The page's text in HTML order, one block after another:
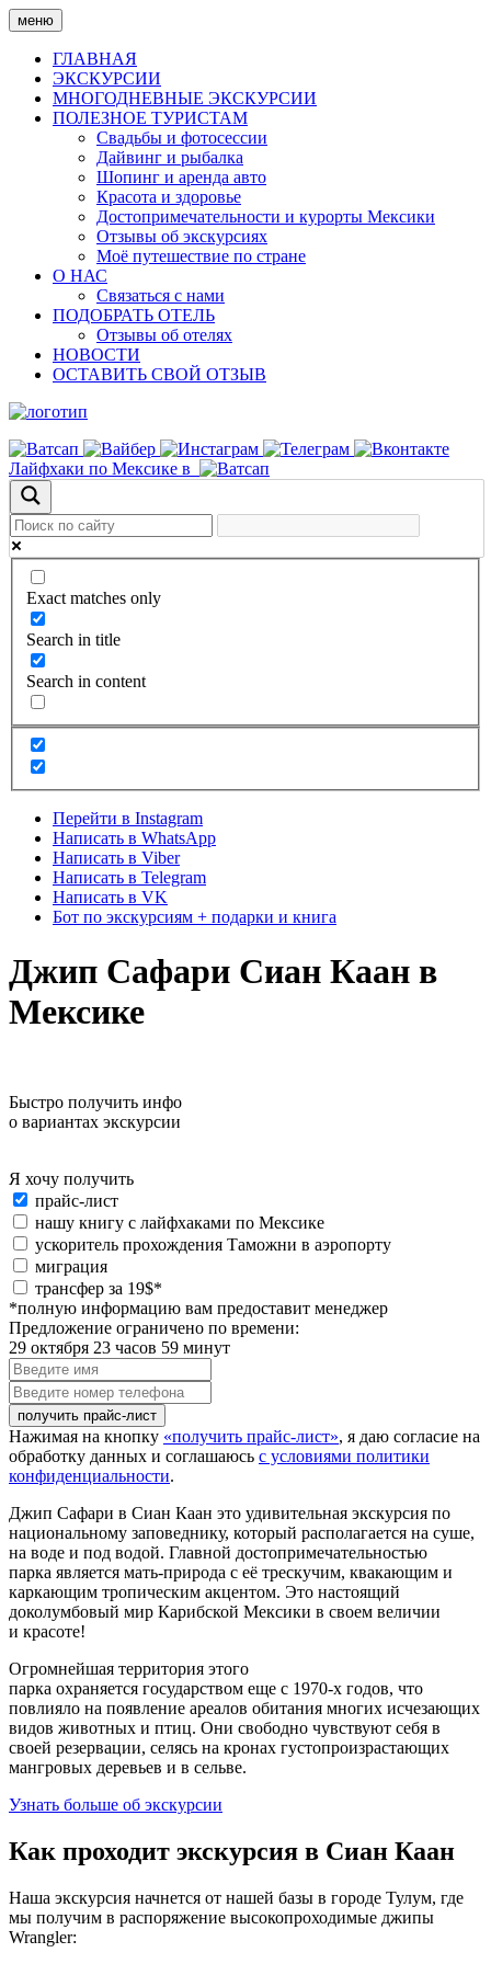
Skip
to
content
меню
ГЛАВНАЯ
ЭКСКУРСИИ
МНОГОДНЕВНЫЕ ЭКСКУРСИИ
ПОЛЕЗНОЕ ТУРИСТАМ
Свадьбы и фотосессии
Дайвинг и рыбалка
Шопинг и аренда авто
Красота и здоровье
Достопримечательности и курорты Мексики
Отзывы об экскурсиях
Моё путешествие по стране
О НАС
Связаться с нами
ПОДОБРАТЬ ОТЕЛЬ
Отзывы об отелях
НОВОСТИ
ОСТАВИТЬ СВОЙ ОТЗЫВ
Лайфхаки по Мексике в
Exact matches only
Search in title
Search in content
Перейти в Instagram
Написать в WhatsApp
Написать в Viber
Написать в Telegram
Написать в VK
Бот по экскурсиям + подарки и книга
Джип Сафари Сиан Каан в
Мексике
Быстро получить инфо
о вариантах экскурсии
Я хочу получить
Я
хочу
получить:
прайс-лист
нашу книгу с лайфхаками по Мексике
ускоритель прохождения Таможни в аэропорту
миграция
special_offer2
трансфер за 19$*
*полную информацию вам предоставит менеджер
Предложение ограничено по времени:
29 октября 23 часов 59 минут
Введите
имя
Введите
номер
телефона
Нажимая на кнопку «получить прайс-лист», я даю согласие на
обработку данных и соглашаюсь с условиями политики
конфиденциальности.
Джип Сафари в Сиан Каан это удивительная экскурсия по
национальному заповеднику, который располагается на суше,
на воде и под водой. Главной достопримечательностью
парка является мать-природа с её трескучим, квакающим и
каркающим тропическим акцентом. Это настоящий
доколумбовый мир Карибской Мексики в своем величии
и красоте!
Огромнейшая территория этого
парка охраняется государством еще с 1970-х годов, что
повлияло на появление ареалов обитания многих исчезающих
видов животных и птиц. Они свободно чувствуют себя в
своей резервации, селясь на кронах густопроизрастающих
мангровых деревьев и в сельве.
Узнать больше об экскурсии
Как проходит экскурсия в Сиан Каан
Наша экскурсия начнется от нашей базы в городе Тулум, где
мы получим в распоряжение высокопроходимые джипы
Wrangler: